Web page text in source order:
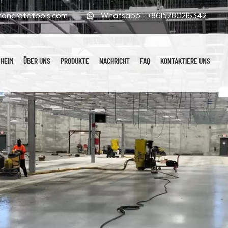
Whatsapp :+8615280216342
HEIM ÜBER UNS PRODUKTE NACHRICHT FAQ KONTAKTIERE UNS